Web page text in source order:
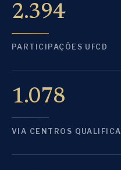
2.394
PARTICIPAÇÕES UFCD
1.078
VIA CENTROS QUALIFICA